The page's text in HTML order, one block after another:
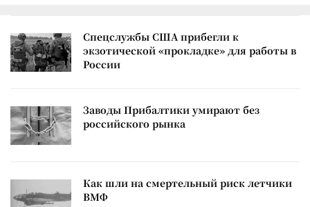
Спецслужбы США прибегли к
экзотической «прокладке» для работы в
России
Заводы Прибалтики умирают без
российского рынка
Как шли на смертельный риск летчики
ВМФ